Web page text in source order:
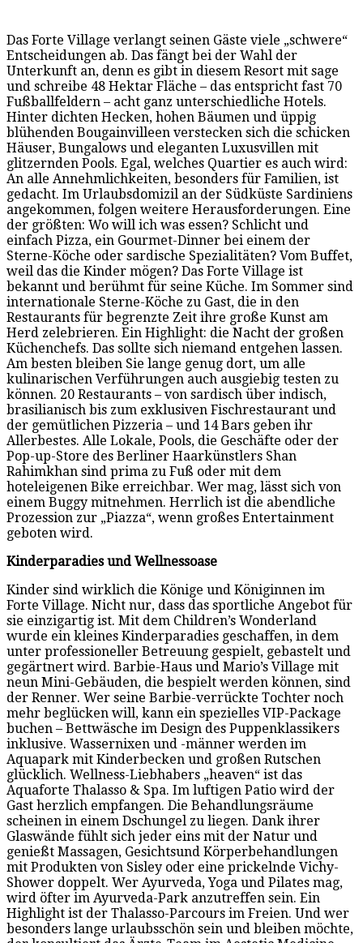
Das Forte Village verlangt seinen Gäste viele „schwere“
Entscheidungen ab. Das fängt bei der Wahl der
Unterkunft an, denn es gibt in diesem Resort mit sage
und schreibe 48 Hektar Fläche – das entspricht fast 70
Fußballfeldern – acht ganz unterschiedliche Hotels.
Hinter dichten Hecken, hohen Bäumen und üppig
blühenden Bougainvilleen verstecken sich die schicken
Häuser, Bungalows und eleganten Luxusvillen mit
glitzernden Pools. Egal, welches Quartier es auch wird:
An alle Annehmlichkeiten, besonders für Familien, ist
gedacht. Im Urlaubsdomizil an der Südküste Sardiniens
angekommen, folgen weitere Herausforderungen. Eine
der größten: Wo will ich was essen? Schlicht und
einfach Pizza, ein Gourmet-Dinner bei einem der
Sterne-Köche oder sardische Spezialitäten? Vom Buffet,
weil das die Kinder mögen? Das Forte Village ist
bekannt und berühmt für seine Küche. Im Sommer sind
internationale Sterne-Köche zu Gast, die in den
Restaurants für begrenzte Zeit ihre große Kunst am
Herd zelebrieren. Ein Highlight: die Nacht der großen
Küchenchefs. Das sollte sich niemand entgehen lassen.
Am besten bleiben Sie lange genug dort, um alle
kulinarischen Verführungen auch ausgiebig testen zu
können. 20 Restaurants – von sardisch über indisch,
brasilianisch bis zum exklusiven Fischrestaurant und
der gemütlichen Pizzeria – und 14 Bars geben ihr
Allerbestes. Alle Lokale, Pools, die Geschäfte oder der
Pop-up-Store des Berliner Haarkünstlers Shan
Rahimkhan sind prima zu Fuß oder mit dem
hoteleigenen Bike erreichbar. Wer mag, lässt sich von
einem Buggy mitnehmen. Herrlich ist die abendliche
Prozession zur „Piazza“, wenn großes Entertainment
geboten wird.
Kinderparadies und Wellnessoase
Kinder sind wirklich die Könige und Königinnen im
Forte Village. Nicht nur, dass das sportliche Angebot für
sie einzigartig ist. Mit dem Children’s Wonderland
wurde ein kleines Kinderparadies geschaffen, in dem
unter professioneller Betreuung gespielt, gebastelt und
gegärtnert wird. Barbie-Haus und Mario’s Village mit
neun Mini-Gebäuden, die bespielt werden können, sind
der Renner. Wer seine Barbie-verrückte Tochter noch
mehr beglücken will, kann ein spezielles VIP-Package
buchen – Bettwäsche im Design des Puppenklassikers
inklusive. Wassernixen und -männer werden im
Aquapark mit Kinderbecken und großen Rutschen
glücklich. Wellness-Liebhabers „heaven“ ist das
Aquaforte Thalasso & Spa. Im luftigen Patio wird der
Gast herzlich empfangen. Die Behandlungsräume
scheinen in einem Dschungel zu liegen. Dank ihrer
Glaswände fühlt sich jeder eins mit der Natur und
genießt Massagen, Gesichtsund Körperbehandlungen
mit Produkten von Sisley oder eine prickelnde Vichy-
Shower doppelt. Wer Ayurveda, Yoga und Pilates mag,
wird öfter im Ayurveda-Park anzutreffen sein. Ein
Highlight ist der Thalasso-Parcours im Freien. Und wer
besonders lange urlaubsschön sein und bleiben möchte,